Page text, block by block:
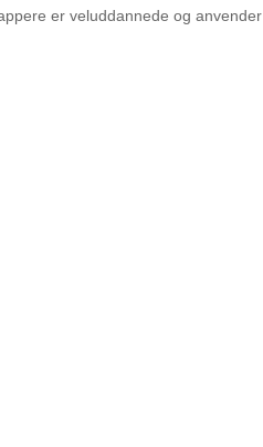
er veluddannede og anvender